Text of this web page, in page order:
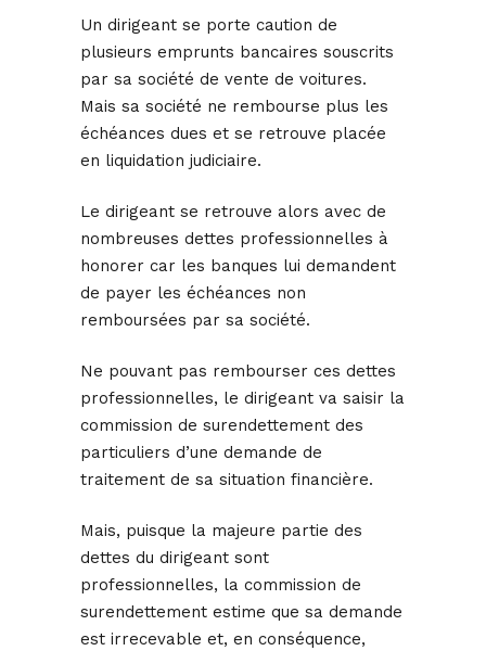
Un dirigeant se porte caution de
plusieurs emprunts bancaires souscrits
par sa société de vente de voitures.
Mais sa société ne rembourse plus les
échéances dues et se retrouve placée
en liquidation judiciaire.
Le dirigeant se retrouve alors avec de
nombreuses dettes professionnelles à
honorer car les banques lui demandent
de payer les échéances non
remboursées par sa société.
Ne pouvant pas rembourser ces dettes
professionnelles, le dirigeant va saisir la
commission de surendettement des
particuliers d’une demande de
traitement de sa situation financière.
Mais, puisque la majeure partie des
dettes du dirigeant sont
professionnelles, la commission de
surendettement estime que sa demande
est irrecevable et, en conséquence,